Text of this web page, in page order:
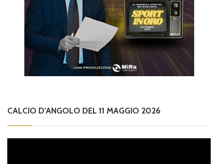
CALCIO D’ANGOLO DEL 11 MAGGIO 2026